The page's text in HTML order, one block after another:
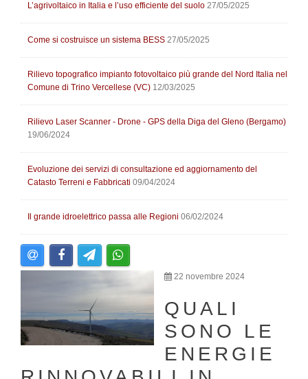
L’agrivoltaico in Italia e l’uso efficiente del suolo 27/05/2025
Come si costruisce un sistema BESS 27/05/2025
Rilievo topografico impianto fotovoltaico più grande del Nord Italia nel
Comune di Trino Vercellese (VC) 12/03/2025
Rilievo Laser Scanner - Drone - GPS della Diga del Gleno (Bergamo)
19/06/2024
Evoluzione dei servizi di consultazione ed aggiornamento del
Catasto Terreni e Fabbricati 09/04/2024
Il grande idroelettrico passa alle Regioni 06/02/2024
22 novembre 2024
QUALI
SONO LE
ENERGIE